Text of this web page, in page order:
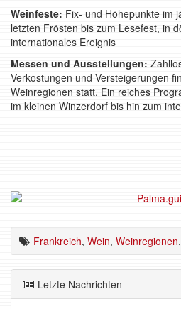
Weinfeste: Fix- und Höhepunkte im
letzten Frösten bis zum Lesefest, in
internationales Ereignis
Messen und Ausstellungen:
Verkostungen und Versteigerungen
Weinregionen statt. Ein reiches
im kleinen Winzerdorf bis hin zum
Frankreich, Wein, Weinregionen,
Letzte Nachrichten